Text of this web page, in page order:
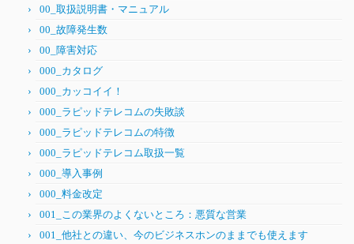
00_取扱説明書・マニュアル
00_故障発生数
00_障害対応
000_カタログ
000_カッコイイ！
000_ラピッドテレコムの失敗談
000_ラピッドテレコムの特徴
000_ラピッドテレコム取扱一覧
000_導入事例
000_料金改定
001_この業界のよくないところ：悪質な営業
001_他社との違い、今のビジネスホンのままでも使えます